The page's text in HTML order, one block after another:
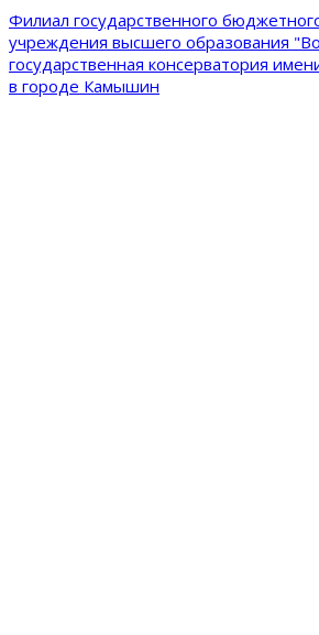
Филиал государственного
учреждения высшего образования
государственная консерватория
в городе Камышин